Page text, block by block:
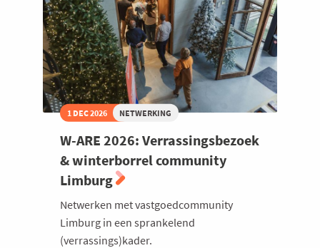
1 DEC 2026 NETWERKING
W-ARE 2026: Verrassingsbezoek
& winterborrel community
Limburg
Netwerken met vastgoedcommunity
Limburg in een sprankelend
(verrassings)kader.